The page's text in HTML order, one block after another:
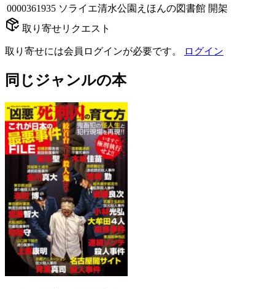
0000361935 ソライエ清水公園えほんの図書館 開架
取り寄せリクエスト
取り寄せには会員ログインが必要です。 ログイン
同じジャンルの本